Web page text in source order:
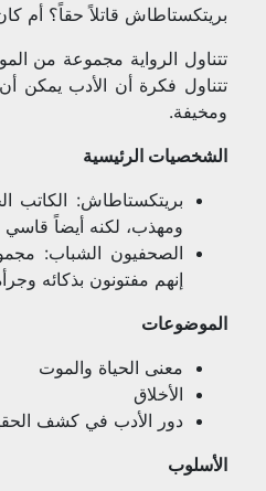
بريتكستاطاش قاتلاً حقاً؟ أم
تتناول الرواية مجموعة من
تتناول فكرة أن الأدب يمكن
ومخيفة.
الشخصيات الرئيسية
بريتكستاطاش: الكاتب
ومهذب، لكنه أيضاً قاسي
الصحفيون الشباب:
إنهم مفتونون بذكائه
الموضوعات
معنى الحياة والموت
الأخلاق
دور الأدب في كشف
الأسلوب